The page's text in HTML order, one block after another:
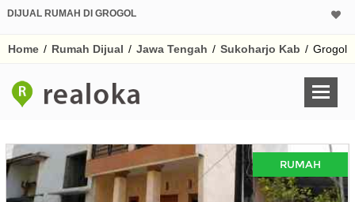
DIJUAL RUMAH DI GROGOL
Home / Rumah Dijual / Jawa Tengah / Sukoharjo Kab / Grogol
RUMAH